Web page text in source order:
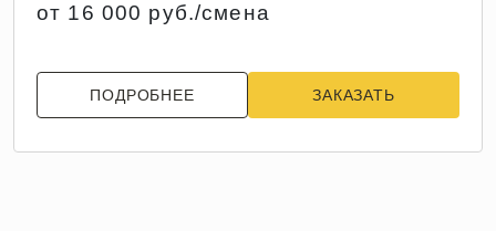
от 16 000 руб./смена
ПОДРОБНЕЕ ЗАКАЗАТЬ